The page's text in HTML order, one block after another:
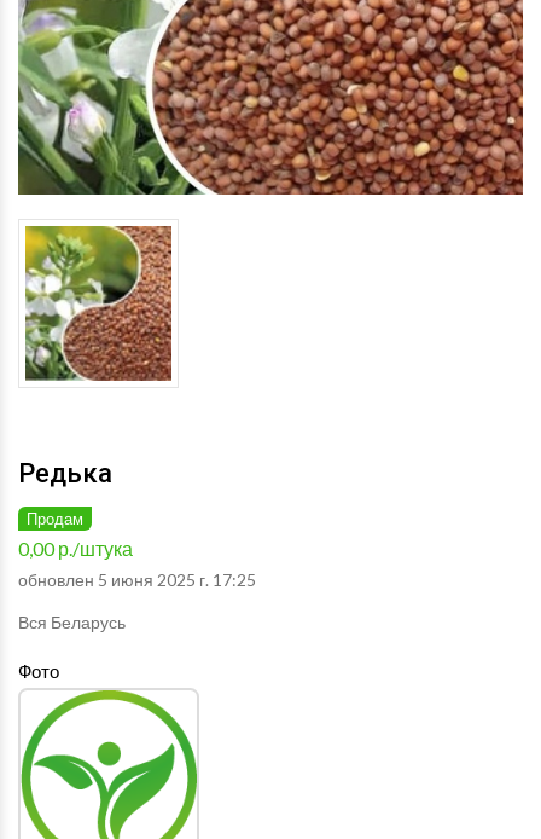
Редька
Продам
0,00 р./штука
обновлен 5 июня 2025 г. 17:25
Вся Беларусь
Фото